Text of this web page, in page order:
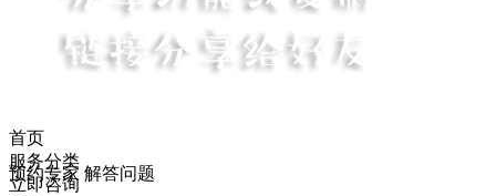
首页
服务分类
立即咨询
预约专家 解答问题